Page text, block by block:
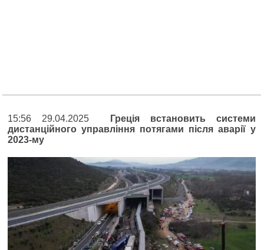
15:56 29.04.2025
Греція встановить системи
дистанційного управління потягами після аварії у
2023-му